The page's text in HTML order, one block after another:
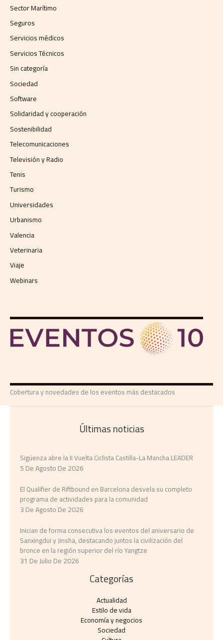
Sector Marítimo
Seguros
Servicios médicos
Servicios Técnicos
Sin categoría
Sociedad
Software
Solidaridad y cooperación
Sostenibilidad
Telecomunicaciones
Televisión y Radio
Tenis
Turismo
Universidades
Urbanismo
Valencia
Veterinaria
Viaje
Webinars
Cobertura y novedades de los eventos más destacados
Últimas noticias
Sigüenza abre la II Vuelta Ciclista Castilla-La Mancha LEADER
5 De Agosto De 2026
El Qualifier de Riftbound en Barcelona desvela su completo
programa de actividades para la comunidad
3 De Agosto De 2026
Inician de forma consecutiva los eventos del aniversario de
Sanxingdui y Jinsha, destacando juntos la civilización del
bronce en la región superior del río Yangtze
31 De Julio De 2026
Categorías
Actualidad
Estilo de vida
Economía y negocios​
Sociedad